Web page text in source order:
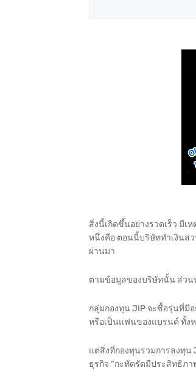
สิ่งนี้เกิดขึ้นอย่างรวดเร็ว มีเ
หนึ่งคือ ตอนนี้บริษัททำเงินส่
ผ่านมา
ตามข้อมูลของบริษัทนั้น ส่วน
กลุ่มกองทุน JIP จะซื้อรุ่นที่มี
หรือเป็นแฟนของแบรนด์ ทั้ง
แต่สิ่งที่กองทุนรวมการลงทุน
ธุรกิจ “กะทัดรัดมีประสิทธิภ